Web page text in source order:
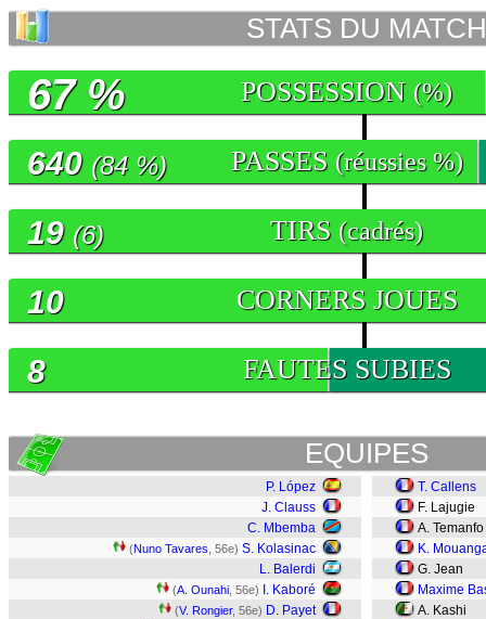
STATS DU MATCH
POSSESSION (%)
67 %
PASSES (réussies %)
640 (84 %)
TIRS (cadrés)
19 (6)
CORNERS JOUES
10
FAUTES SUBIES
8
EQUIPES
P. López
J. Clauss
C. Mbemba
(Nuno Tavares , 56e) S. Kolasinac
L. Balerdi
(A. Ounahi , 56e) I. Kaboré
(V. Rongier, 56e) D. Payet
T. Callens
F. Lajugie
A. Temanfo
K.
G. Jean
Maxime
A. Kashi